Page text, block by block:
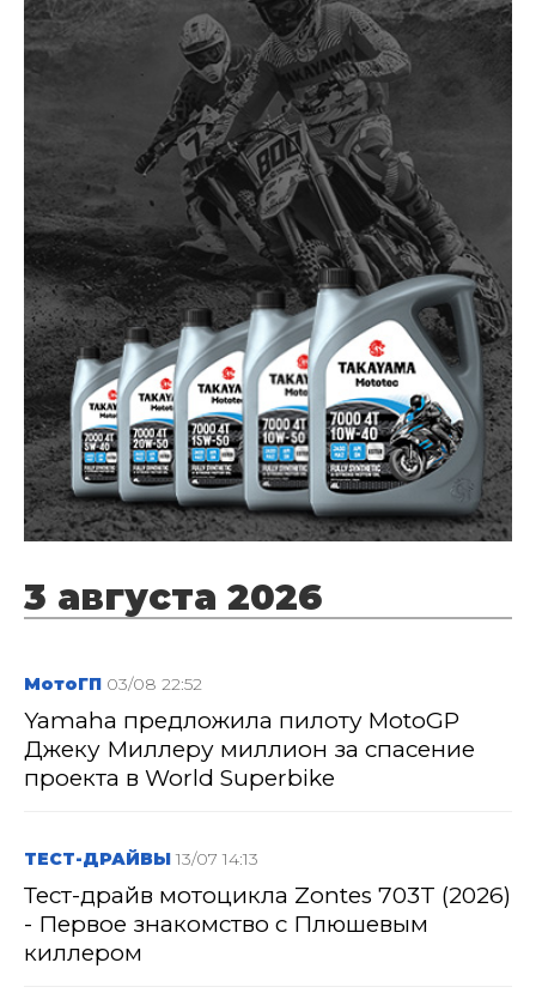
3 августа 2026
МотоГП 03/08 22:52
Yamaha предложила пилоту MotoGP
Джеку Миллеру миллион за спасение
проекта в World Superbike
ТЕСТ-ДРАЙВЫ 13/07 14:13
Тест-драйв мотоцикла Zontes 703T (2026)
- Первое знакомство с Плюшевым
киллером